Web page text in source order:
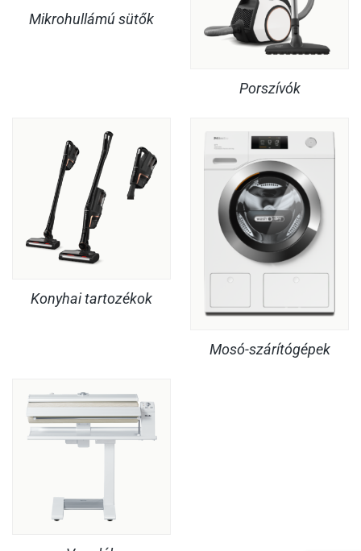
Mikrohullámú sütők
Porszívók
Konyhai tartozékok
Mosó-szárítógépek